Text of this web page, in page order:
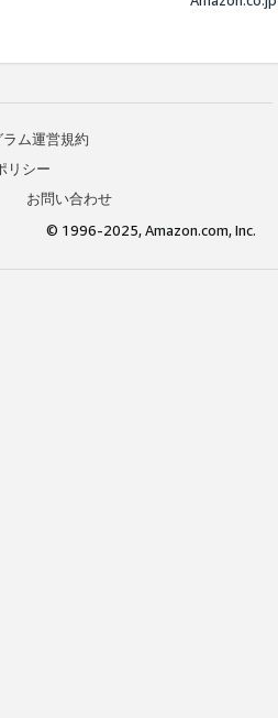
ム運営規約
リシー
お問い合わせ
© 1996-2025, Amazon.com, Inc.